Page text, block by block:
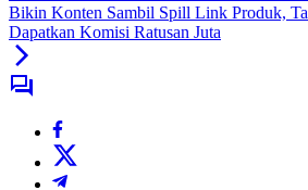
Bikin Konten Sambil Spill Link Produk,
Dapatkan Komisi Ratusan Juta